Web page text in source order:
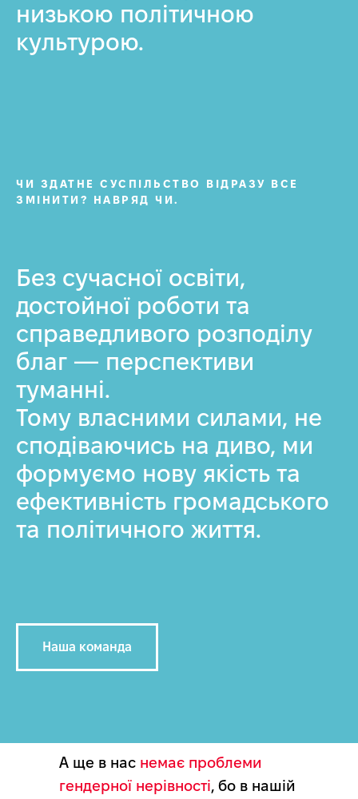
низькою політичною
культурою.
ЧИ ЗДАТНЕ СУСПІЛЬСТВО ВІДРАЗУ ВСЕ
ЗМІНИТИ? НАВРЯД ЧИ.
Без сучасної освіти,
достойної роботи та
справедливого розподілу
благ — перспективи
туманні.
Тому власними силами, не
сподіваючись на диво, ми
формуємо нову якість та
ефективність громадського
та політичного життя.
Наша команда
А ще в нас немає проблеми
гендерної нерівності, бо в нашій